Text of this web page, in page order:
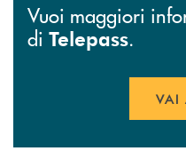
Vuoi maggiori
di Telepass.
VAI